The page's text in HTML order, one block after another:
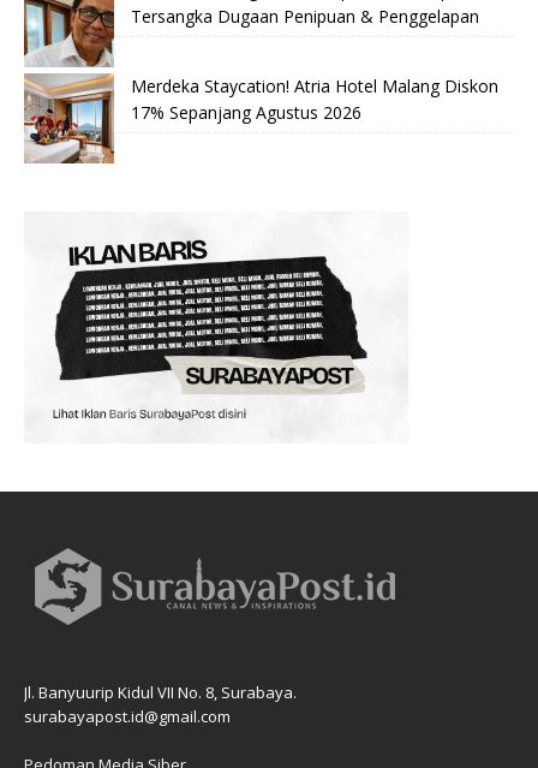
Tersangka Dugaan Penipuan & Penggelapan
Merdeka Staycation! Atria Hotel Malang Diskon
17% Sepanjang Agustus 2026
Jl. Banyuurip Kidul VII No. 8, Surabaya.
surabayapost.id@gmail.com